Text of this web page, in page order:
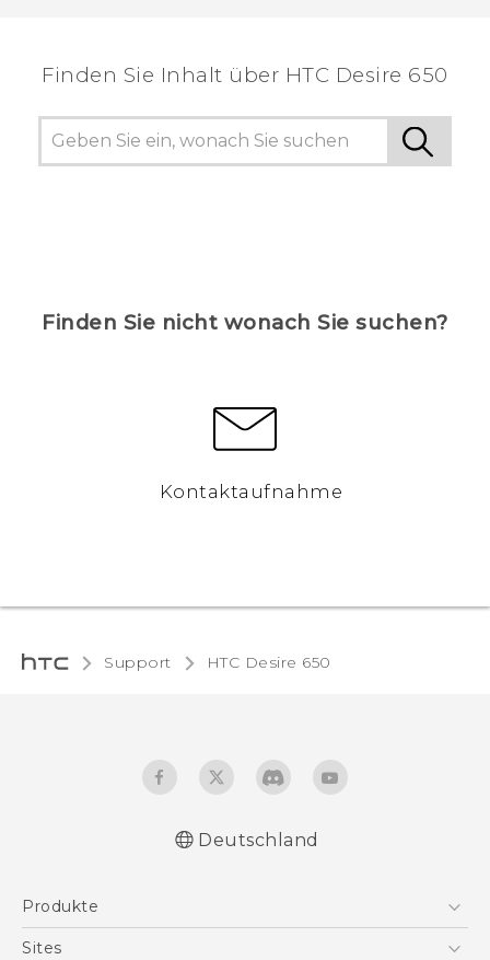
Finden Sie Inhalt über‎ HTC Desire 650
Finden Sie nicht wonach Sie suchen?
Kontaktaufnahme
Support HTC Desire 650‎
Deutschland
Produkte
Smartphones
Sites